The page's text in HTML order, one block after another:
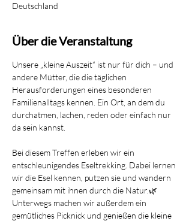
Deutschland
Über die Veranstaltung
Unsere „kleine Auszeit“ ist nur für dich – und
andere Mütter, die die täglichen
Herausforderungen eines besonderen
Familienalltags kennen. Ein Ort, an dem du
durchatmen, lachen, reden oder einfach nur
da sein kannst.
Bei diesem Treffen erleben wir ein
entschleunigendes Eseltrekking. Dabei lernen
wir die Esel kennen, putzen sie und wandern
gemeinsam mit ihnen durch die Natur.🌿
Unterwegs machen wir außerdem ein
gemütliches Picknick und genießen die kleine